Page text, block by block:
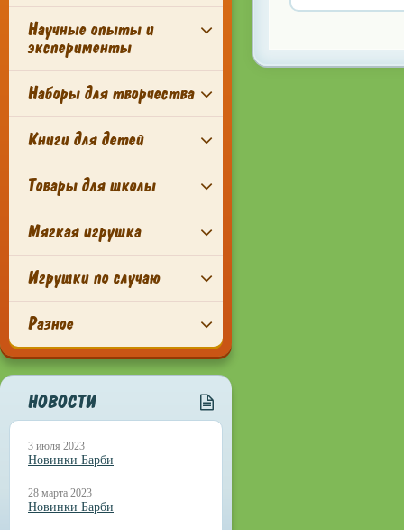
Научные опыты и
эксперименты
Наборы для творчества
Книги для детей
Товары для школы
Мягкая игрушка
Игрушки по случаю
Разное
НОВОСТИ
3 июля 2023
Новинки Барби
28 марта 2023
Новинки Барби